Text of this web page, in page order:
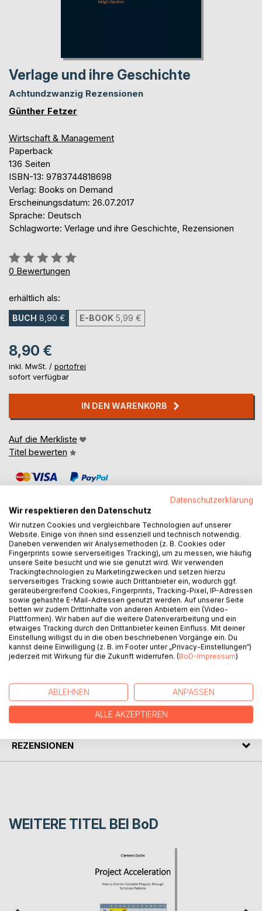
Verlage und ihre Geschichte
Achtundzwanzig Rezensionen
Günther Fetzer
Wirtschaft & Management
Paperback
136 Seiten
ISBN-13: 9783744818698
Verlag: Books on Demand
Erscheinungsdatum: 26.07.2017
Sprache: Deutsch
Schlagworte: Verlage und ihre Geschichte, Rezensionen
Bewertung::
0%
0 Bewertungen
erhältlich als:
BUCH 8,90 € E-BOOK 5,99 €
8,90 €
inkl. MwSt. / portofrei
sofort verfügbar
IN DEN WARENKORB
Auf die Merkliste
Titel bewerten
BESCHREIBUNG
Verlage und ihre Geschichte sind ein wesentliches
Segment der Buchwissenschaft.
Man wird nicht von einer Publikationsflut in diesem Sektor
sprechen können, doch wird es auch für den fachlich
Interessierten schwer, alle Publikationen zu rezipieren.
Daher sind Rezensionen hier ein wichtiges
Orientierungsmittel.
AUTOR/IN
REZENSIONEN
WEITERE TITEL BEI BoD
Datenschutzerklärung
Wir respektieren den Datenschutz
Wir nutzen Cookies und vergleichbare Technologien auf unserer
Website. Einige von ihnen sind essenziell und technisch notwendig.
Daneben verwenden wir Analysemethoden (z. B. Cookies oder
Fingerprints sowie serverseitiges Tracking), um zu messen, wie häufig
unsere Seite besucht und wie sie genutzt wird. Wir verwenden
Trackingtechnologien zu Marketingzwecken und setzen hierzu
serverseitiges Tracking sowie auch Drittanbieter ein, wodurch ggf.
geräteübergreifend Cookies, Fingerprints, Tracking-Pixel, IP-Adressen
sowie gehashte E-Mail-Adressen genutzt werden. Auf unserer Seite
betten wir zudem Drittinhalte von anderen Anbietern ein (Video-
Plattformen). Wir haben auf die weitere Datenverarbeitung und ein
etwaiges Tracking durch den Drittanbieter keinen Einfluss. Mit deiner
Einstellung willigst du in die oben beschriebenen Vorgänge ein. Du
kannst deine Einwilligung (z. B. im Footer unter „Privacy-Einstellungen“)
jederzeit mit Wirkung für die Zukunft widerrufen. (BoD-Impressum)
ABLEHNEN ANPASSEN
ALLE AKZEPTIEREN